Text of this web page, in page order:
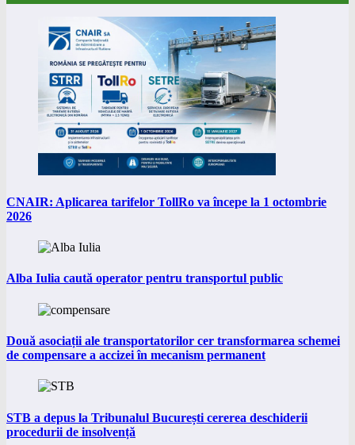
CNAIR: Aplicarea tarifelor TollRo va începe la 1 octombrie
2026
Alba Iulia caută operator pentru transportul public
Două asociații ale transportatorilor cer transformarea schemei
de compensare a accizei în mecanism permanent
STB a depus la Tribunalul București cererea deschiderii
procedurii de insolvență